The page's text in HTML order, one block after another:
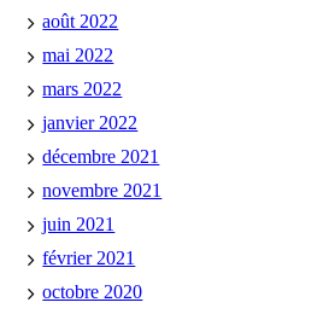
août 2022
mai 2022
mars 2022
janvier 2022
décembre 2021
novembre 2021
juin 2021
février 2021
octobre 2020